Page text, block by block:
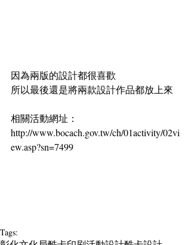
因為兩版的設計都很喜歡
所以最後還是將兩款設計作品都放上來
相關活動網址：
http://www.bocach.gov.tw/ch/01activity/02vi
ew.asp?sn=7499
Tags: